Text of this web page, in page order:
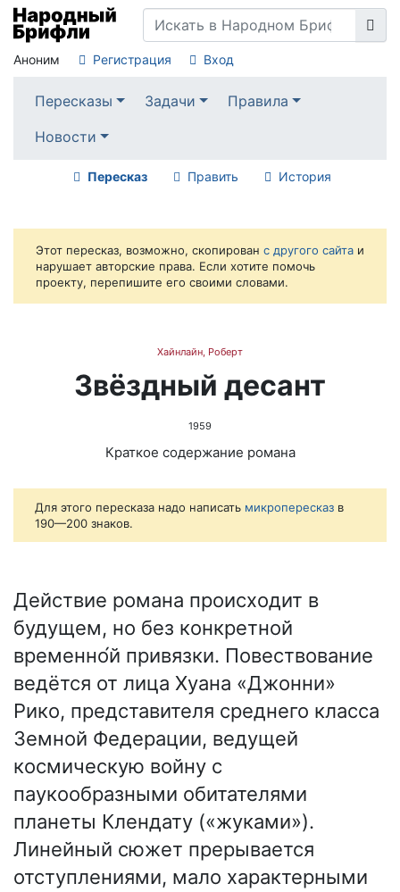
Аноним Регистрация Вход
Пересказы Задачи
Правила
Новости
Пересказ Править История
Этот пересказ, возможно, скопирован с другого сайта и
нарушает авторские права. Если хотите помочь
проекту, перепишите его своими словами.
Хайнлайн, Роберт
Звёздный десант
1959
Краткое содержание романа
Для этого пересказа надо написать микропересказ в
190—200 знаков.
Действие романа происходит в
будущем, но без конкретной
временно́й привязки. Повествование
ведётся от лица Хуана «Джонни»
Рико, представителя среднего класса
Земной Федерации, ведущей
космическую войну с
паукообразными обитателями
планеты Клендату («жуками»).
Линейный сюжет прерывается
отступлениями, мало характерными